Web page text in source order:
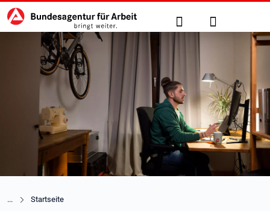
zu den Hauptinhalten springen
Hauptnavigation Suche Anmelden
Startseite